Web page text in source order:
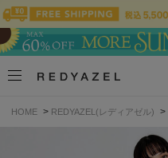
HOME > REDYAZEL(レディアゼル) >